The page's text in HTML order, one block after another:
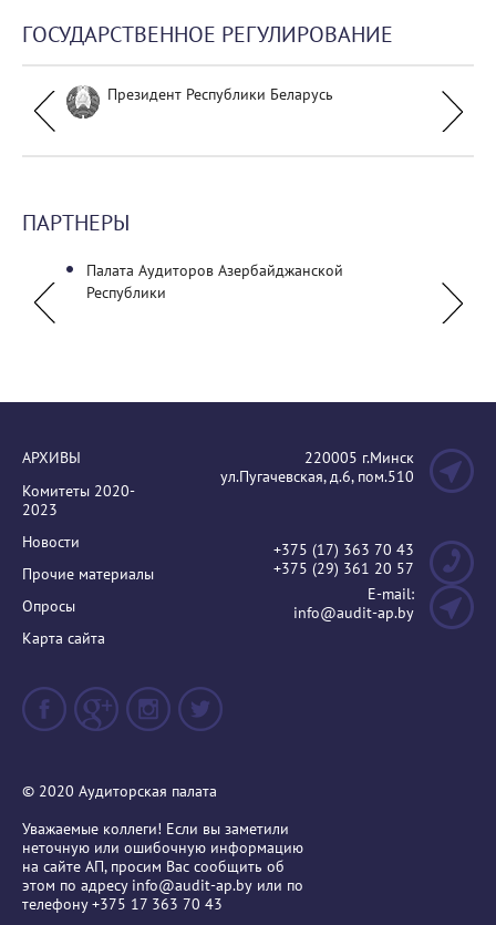
ГОСУДАРСТВЕННОЕ РЕГУЛИРОВАНИЕ
Президент Республики Беларусь
ПАРТНЕРЫ
Палата Аудиторов Азербайджанской
Республики
АРХИВЫ
Комитеты 2020-
2023
Новости
Прочие материалы
Опросы
Карта сайта
220005 г.Минск
ул.Пугачевская, д.6, пом.510
+375 (17) 363 70 43
+375 (29) 361 20 57
E-mail:
info@audit-ap.by
© 2020 Аудиторская палата
Уважаемые коллеги! Если вы заметили
неточную или ошибочную информацию
на сайте АП, просим Вас сообщить об
этом по адресу info@audit-ap.by или по
телефону +375 17 363 70 43